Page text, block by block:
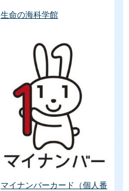
生命の海科学館
マイナンバーカード（個人番